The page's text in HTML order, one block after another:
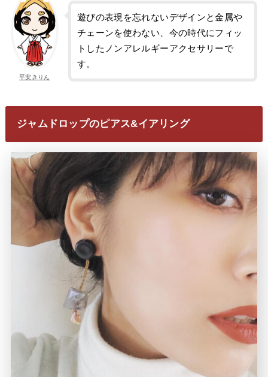
平安きりん
遊びの表現を忘れないデザインと金属や
チェーンを使わない、今の時代にフィッ
トしたノンアレルギーアクセサリーで
す。
ジャムドロップのピアス&イアリング